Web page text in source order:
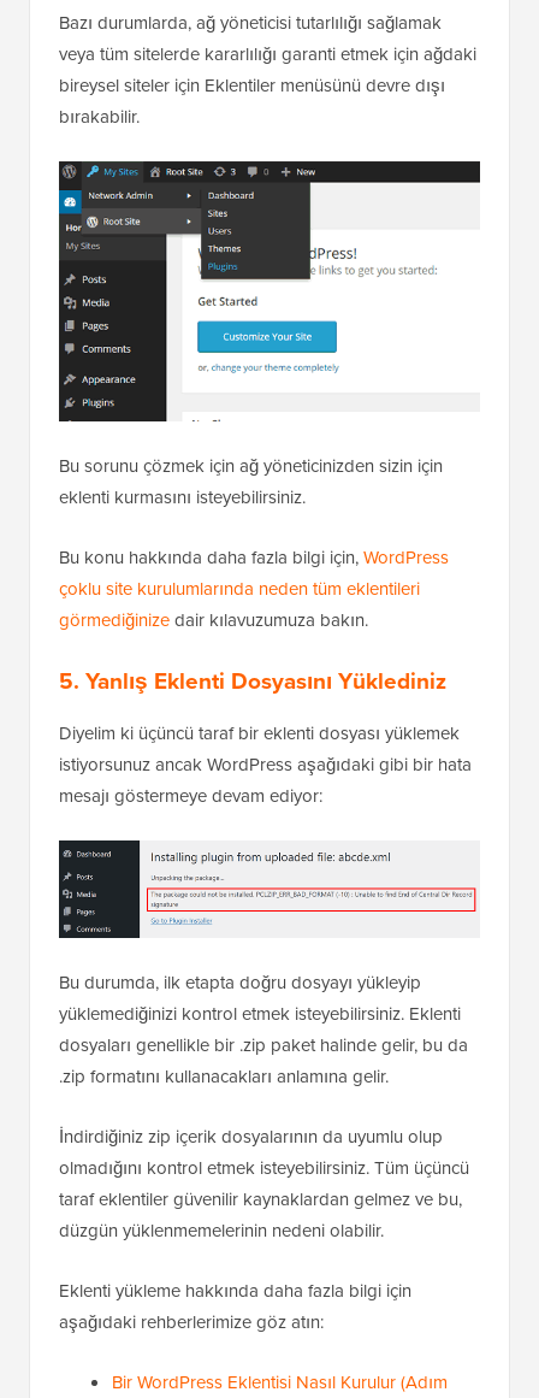
Bazı durumlarda, ağ yöneticisi tutarlılığı sağlamak
veya tüm sitelerde kararlılığı garanti etmek için ağdaki
bireysel siteler için Eklentiler menüsünü devre dışı
bırakabilir.
Bu sorunu çözmek için ağ yöneticinizden sizin için
eklenti kurmasını isteyebilirsiniz.
Bu konu hakkında daha fazla bilgi için,WordPress
çoklu site kurulumlarında neden tüm eklentileri
görmediğinizedair kılavuzumuza bakın.
5. Yanlış Eklenti Dosyasını Yüklediniz
Diyelim ki üçüncü taraf bir eklenti dosyası yüklemek
istiyorsunuz ancak WordPress aşağıdaki gibi bir hata
mesajı göstermeye devam ediyor:
Bu durumda, ilk etapta doğru dosyayı yükleyip
yüklemediğinizi kontrol etmek isteyebilirsiniz. Eklenti
dosyaları genellikle bir .zip paket halinde gelir, bu da
.zip formatını kullanacakları anlamına gelir.
İndirdiğiniz zip içerik dosyalarının da uyumlu olup
olmadığını kontrol etmek isteyebilirsiniz. Tüm üçüncü
taraf eklentiler güvenilir kaynaklardan gelmez ve bu,
düzgün yüklenmemelerinin nedeni olabilir.
Eklenti yükleme hakkında daha fazla bilgi için
aşağıdaki rehberlerimize göz atın:
Bir WordPress Eklentisi Nasıl Kurulur (Adım